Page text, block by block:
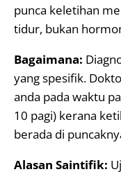
punca keletihan
tidur, bukan
Bagaimana:
yang spesifik.
anda pada waktu
10 pagi) kerana
berada di
Alasan Saintifik: